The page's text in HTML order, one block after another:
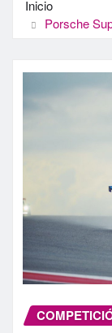
Inicio
Porsche